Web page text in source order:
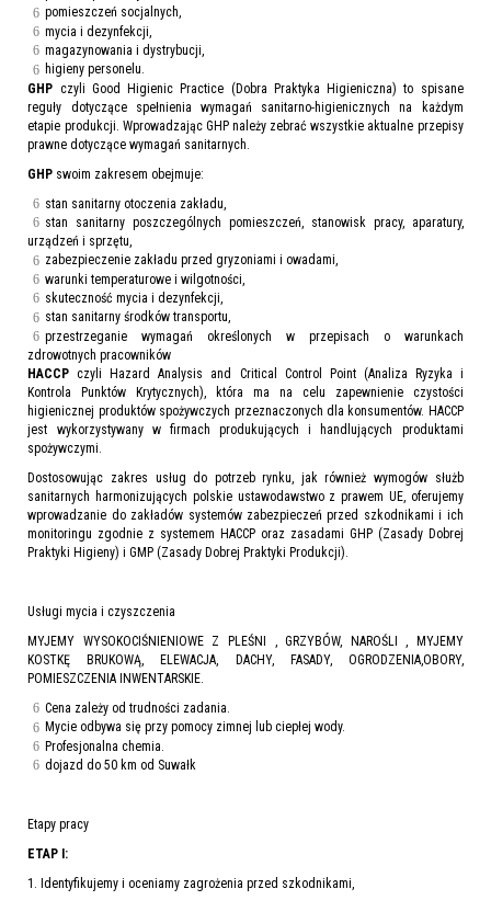
pomieszczeń socjalnych,
mycia i dezynfekcji,
magazynowania i dystrybucji,
higieny personelu.
GHP czyli Good Higienic Practice (Dobra Praktyka Higieniczna) to spisane
reguły dotyczące spełnienia wymagań sanitarno-higienicznych na każdym
etapie produkcji. Wprowadzając GHP należy zebrać wszystkie aktualne przepisy
prawne dotyczące wymagań sanitarnych.
GHP swoim zakresem obejmuje:
stan sanitarny otoczenia zakładu,
stan sanitarny poszczególnych pomieszczeń, stanowisk pracy, aparatury,
urządzeń i sprzętu,
zabezpieczenie zakładu przed gryzoniami i owadami,
warunki temperaturowe i wilgotności,
skuteczność mycia i dezynfekcji,
stan sanitarny środków transportu,
przestrzeganie wymagań określonych w przepisach o warunkach
zdrowotnych pracowników
HACCP czyli Hazard Analysis and Critical Control Point (Analiza Ryzyka i
Kontrola Punktów Krytycznych), która ma na celu zapewnienie czystości
higienicznej produktów spożywczych przeznaczonych dla konsumentów. HACCP
jest wykorzystywany w firmach produkujących i handlujących produktami
spożywczymi.
Dostosowując zakres usług do potrzeb rynku, jak również wymogów służb
sanitarnych harmonizujących polskie ustawodawstwo z prawem UE, oferujemy
wprowadzanie do zakładów systemów zabezpieczeń przed szkodnikami i ich
monitoringu zgodnie z systemem HACCP oraz zasadami GHP (Zasady Dobrej
Praktyki Higieny) i GMP (Zasady Dobrej Praktyki Produkcji).
Usługi mycia i czyszczenia
MYJEMY WYSOKOCIŚNIENIOWE Z PLEŚNI , GRZYBÓW, NAROŚLI , MYJEMY
KOSTKĘ BRUKOWĄ, ELEWACJA, DACHY, FASADY, OGRODZENIA,OBORY,
POMIESZCZENIA INWENTARSKIE.
Cena zależy od trudności zadania.
Mycie odbywa się przy pomocy zimnej lub ciepłej wody.
Profesjonalna chemia.
dojazd do 50 km od Suwałk
Etapy pracy
ETAP I:
1. Identyfikujemy i oceniamy zagrożenia przed szkodnikami,